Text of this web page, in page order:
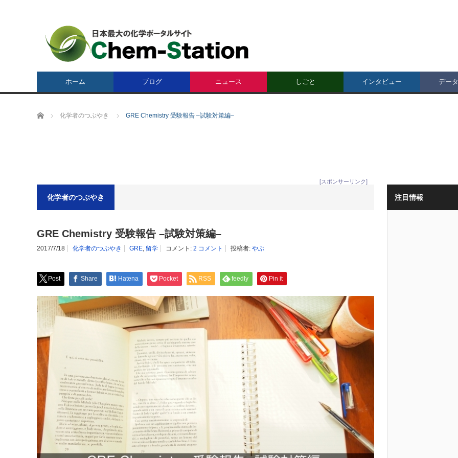
ホーム ブログ ニュース しごと インタビュー デー
ホーム 化学者のつぶやき GRE Chemistry 受験報告 –試験対策編–
[スポンサーリンク]
化学者のつぶやき
GRE Chemistry 受験報告 –試験対策編–
2017/7/18 化学者のつぶやき GRE, 留学 コメント: 2 コメント 投稿者: やぶ
Post Share Hatena Pocket RSS feedly Pin it
注目情報